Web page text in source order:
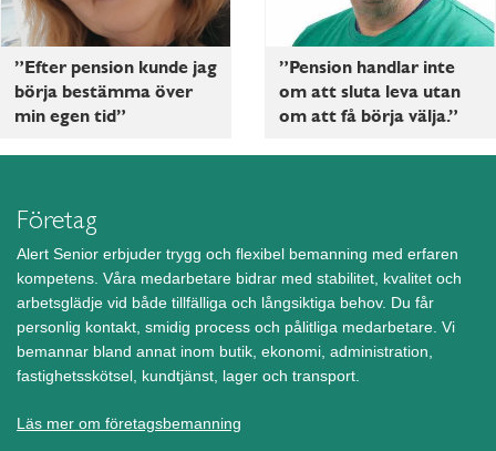
”Efter pension kunde jag
börja bestämma över
min egen tid”
”Pension handlar inte
om att sluta leva utan
om att få börja välja.”
Företag
Alert Senior erbjuder trygg och flexibel bemanning med erfaren
kompetens. Våra medarbetare bidrar med stabilitet, kvalitet och
arbetsglädje vid både tillfälliga och långsiktiga behov. Du får
personlig kontakt, smidig process och pålitliga medarbetare. Vi
bemannar bland annat inom butik, ekonomi, administration,
fastighetsskötsel, kundtjänst, lager och transport.
Läs mer om företagsbemanning